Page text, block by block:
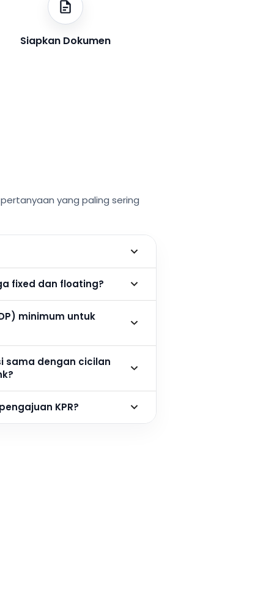
Siapkan Dokumen
yang paling sering
fixed dan floating?
minimum untuk
sama dengan cicilan
KPR?